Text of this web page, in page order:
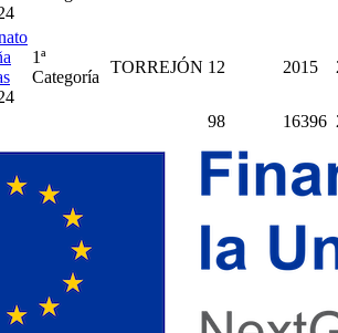
1ª
Categoría
TORREJÓN 12 2015
98 16396